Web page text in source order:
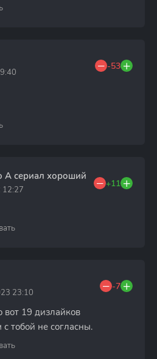
-53
А сериал хороший
12:27
+11
23:10
-7
вот 19 дизлайков
тобой не согласны.